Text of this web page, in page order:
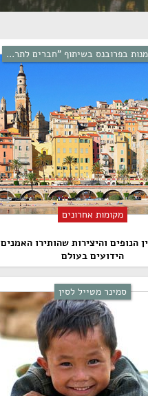
בפרובנס בשיתוף "חברים לתר...
מקומות אחרונים
הנופים והיצירות שהותירו האמנים
הידועים בעולם
סמינר מטייל לסין